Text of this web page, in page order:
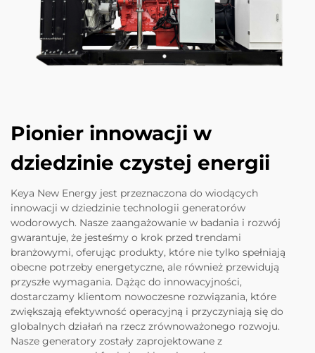
Pionier innowacji w
dziedzinie czystej energii
Keya New Energy jest przeznaczona do wiodących
innowacji w dziedzinie technologii generatorów
wodorowych. Nasze zaangażowanie w badania i rozwój
gwarantuje, że jesteśmy o krok przed trendami
branżowymi, oferując produkty, które nie tylko spełniają
obecne potrzeby energetyczne, ale również przewidują
przyszłe wymagania. Dążąc do innowacyjności,
dostarczamy klientom nowoczesne rozwiązania, które
zwiększają efektywność operacyjną i przyczyniają się do
globalnych działań na rzecz zrównoważonego rozwoju.
Nasze generatory zostały zaprojektowane z